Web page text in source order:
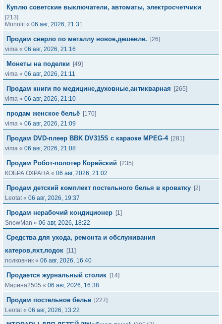
Куплю советские выключатели, автоматы, электросчетчики
[213]
Monolit« 06 авг, 2026, 21:31
Продам сверло по металлу новое,дешевле.
[26]
vima « 06 авг, 2026, 21:16
Монеты на поделки
[49]
vima « 06 авг, 2026, 21:11
Продам книги по медицине,духовные,антикварная
[265]
vima « 06 авг, 2026, 21:10
продам женское бельё [170]
vima « 06 авг, 2026, 21:09
Продам DVD-плеер BBK DV315S с караоке MPEG-4 [281]
vima « 06 авг, 2026, 21:08
Продам Робот-полотер Корейский
[235]
КОБРА ОХРАНА « 06 авг, 2026, 21:02
Продам детский комплект постельного белья в кроватку [2]
Leotat« 06 авг, 2026, 19:37
Продам нерабочий кондиционер [1]
SnowMan « 06 авг, 2026, 18:22
Средства для ухода, ремонта и обслуживания
катеров,яхт,лодок [11]
полковник « 06 авг, 2026, 16:40
Продается журнальный столик [14]
Марина2505 « 06 авг, 2026, 16:38
Продам постельное белье [227]
Leotat« 06 авг, 2026, 13:22